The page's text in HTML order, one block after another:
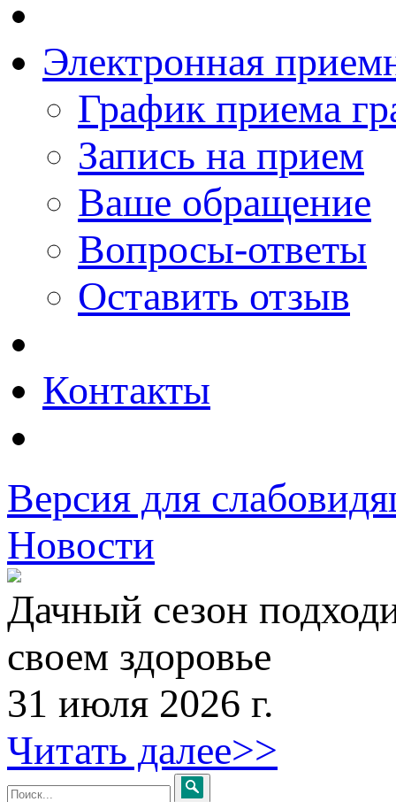
Электронная
График приема
Запись на прием
Ваше обращение
Вопросы-ответы
Оставить отзыв
Контакты
Версия для
Новости
Дачный сезон
своем здоровье
31 июля 2026 г.
Читать далее>>